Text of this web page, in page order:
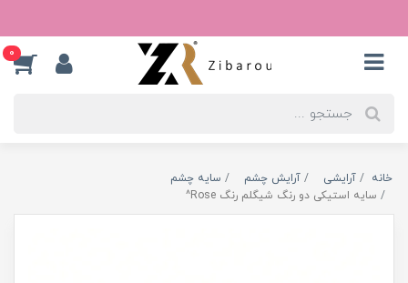
0
خانه آرایشی آرایش چشم
سایه چشم
سایه استیکی دو رنگ شیگلم رنگ Rose^